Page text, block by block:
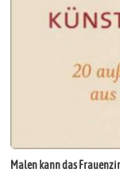
Malen kann das